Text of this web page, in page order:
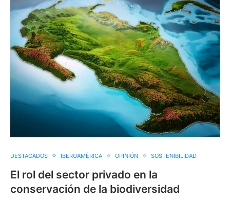
DESTACADOS IBEROAMÉRICA OPINIÓN SOSTENIBILIDAD
El rol del sector privado en la
conservación de la biodiversidad